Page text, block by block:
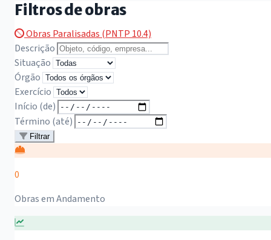
Filtros de obras
Obras Paralisadas (PNTP 10.4)
Descrição
Situação
Órgão
Exercício
Início (de)
Término (até)
Filtrar
0
Obras em Andamento